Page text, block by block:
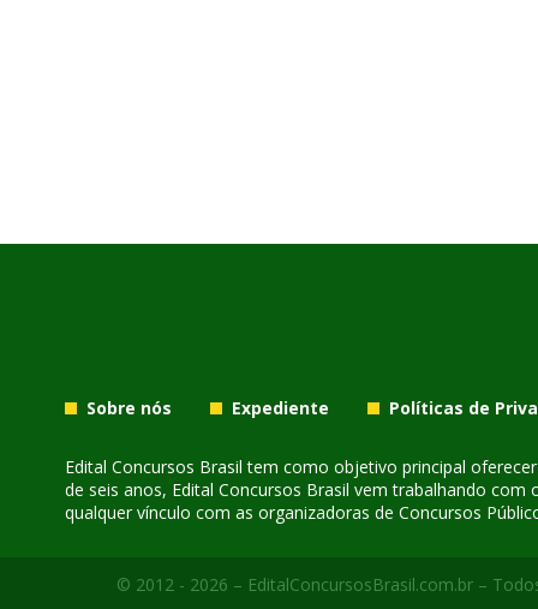
Sobre nós Expediente Políticas de
Edital Concursos Brasil tem como objetivo principal
de seis anos, Edital Concursos Brasil vem trabalhando
qualquer vínculo com as organizadoras de Concursos
© 2012 - 2026 – EditalConcursosBrasil.com.br –